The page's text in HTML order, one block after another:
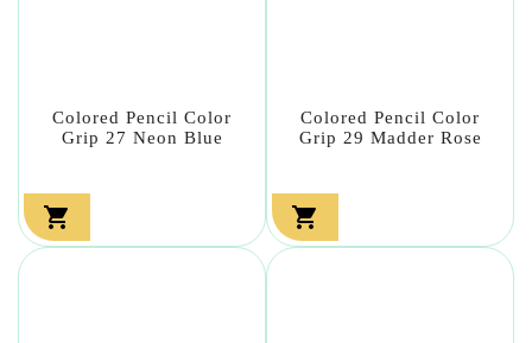
Colored Pencil Color
Grip 27 Neon Blue

Colored Pencil Color
Grip 29 Madder Rose
